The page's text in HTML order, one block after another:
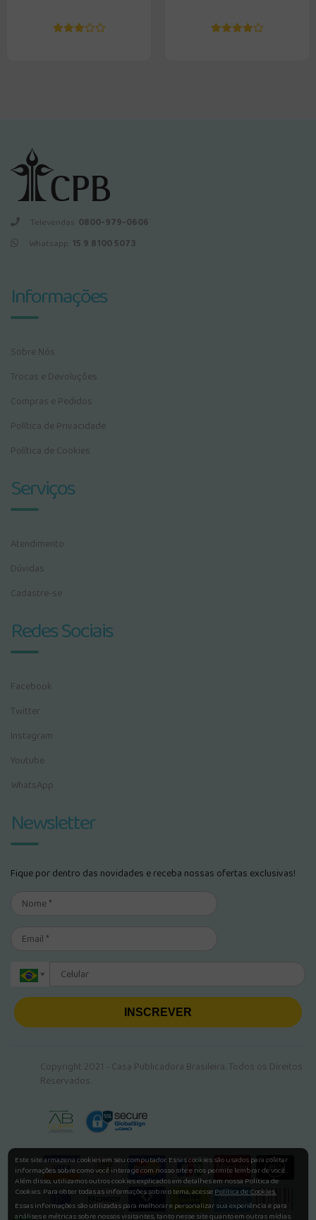
Televendas: 0800-979-0606
Whatsapp: 15 9 8100 5073
Informações
Sobre Nós
Trocas e Devoluções
Compras e Pedidos
Política de Privacidade
Política de Cookies
Serviços
Atendimento
Dúvidas
Cadastre-se
Redes Sociais
Facebook
Twitter
Instagram
Youtube
WhatsApp
Newsletter
Fique por dentro das novidades e receba nossas ofertas exclusivas!
INSCREVER
Copyright 2021 - Casa Publicadora Brasileira. Todos os Direitos
Reservados.
Este site armazena cookies em seu computador. Esses cookies são usados para coletar
informações sobre como você interage com nosso site e nos permite lembrar de você.
Além disso, utilizamos outros cookies explicados em detalhes em nossa Política de
Cookies. Para obter todas as informações sobre o tema, acessePolítica de Cookies.
Essas informações são utilizadas para melhorar e personalizar sua experiência e para
análises e métricas sobre nossos visitantes, tanto nesse site quanto em outras mídias.